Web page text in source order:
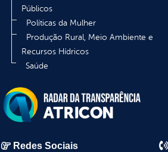
Públicos
Políticas da Mulher
Produção Rural, Meio Ambiente e
Recursos Hídricos
Saúde
Redes Sociais